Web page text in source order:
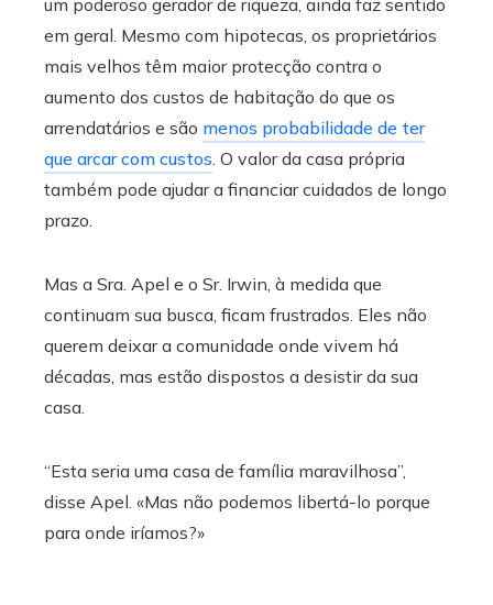
em geral. Mesmo com hipotecas, os proprietários
mais velhos têm maior protecção contra o
aumento dos custos de habitação do que os
arrendatários e são menos probabilidade de ter
que arcar com custos . O valor da casa própria
também pode ajudar a financiar cuidados de longo
prazo.
Mas a Sra. Apel e o Sr. Irwin, à medida que
continuam sua busca, ficam frustrados. Eles não
querem deixar a comunidade onde vivem há
décadas, mas estão dispostos a desistir da sua
casa.
“Esta seria uma casa de família maravilhosa”,
disse Apel. «Mas não podemos libertá-lo porque
para onde iríamos?»